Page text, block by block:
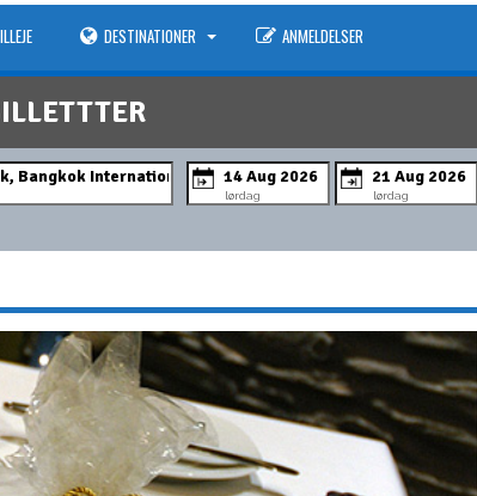
DESTINATIONER ANMELDELSER
lørdag lørdag